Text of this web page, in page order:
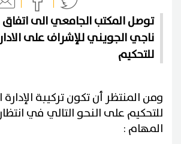
توصل المكتب الجامعي الى
ناجي الجويني للإشراف على
للتحكيم
ومن المنتظر أن تكون تركيبة
للتحكيم على النحو التالي في
المهام :